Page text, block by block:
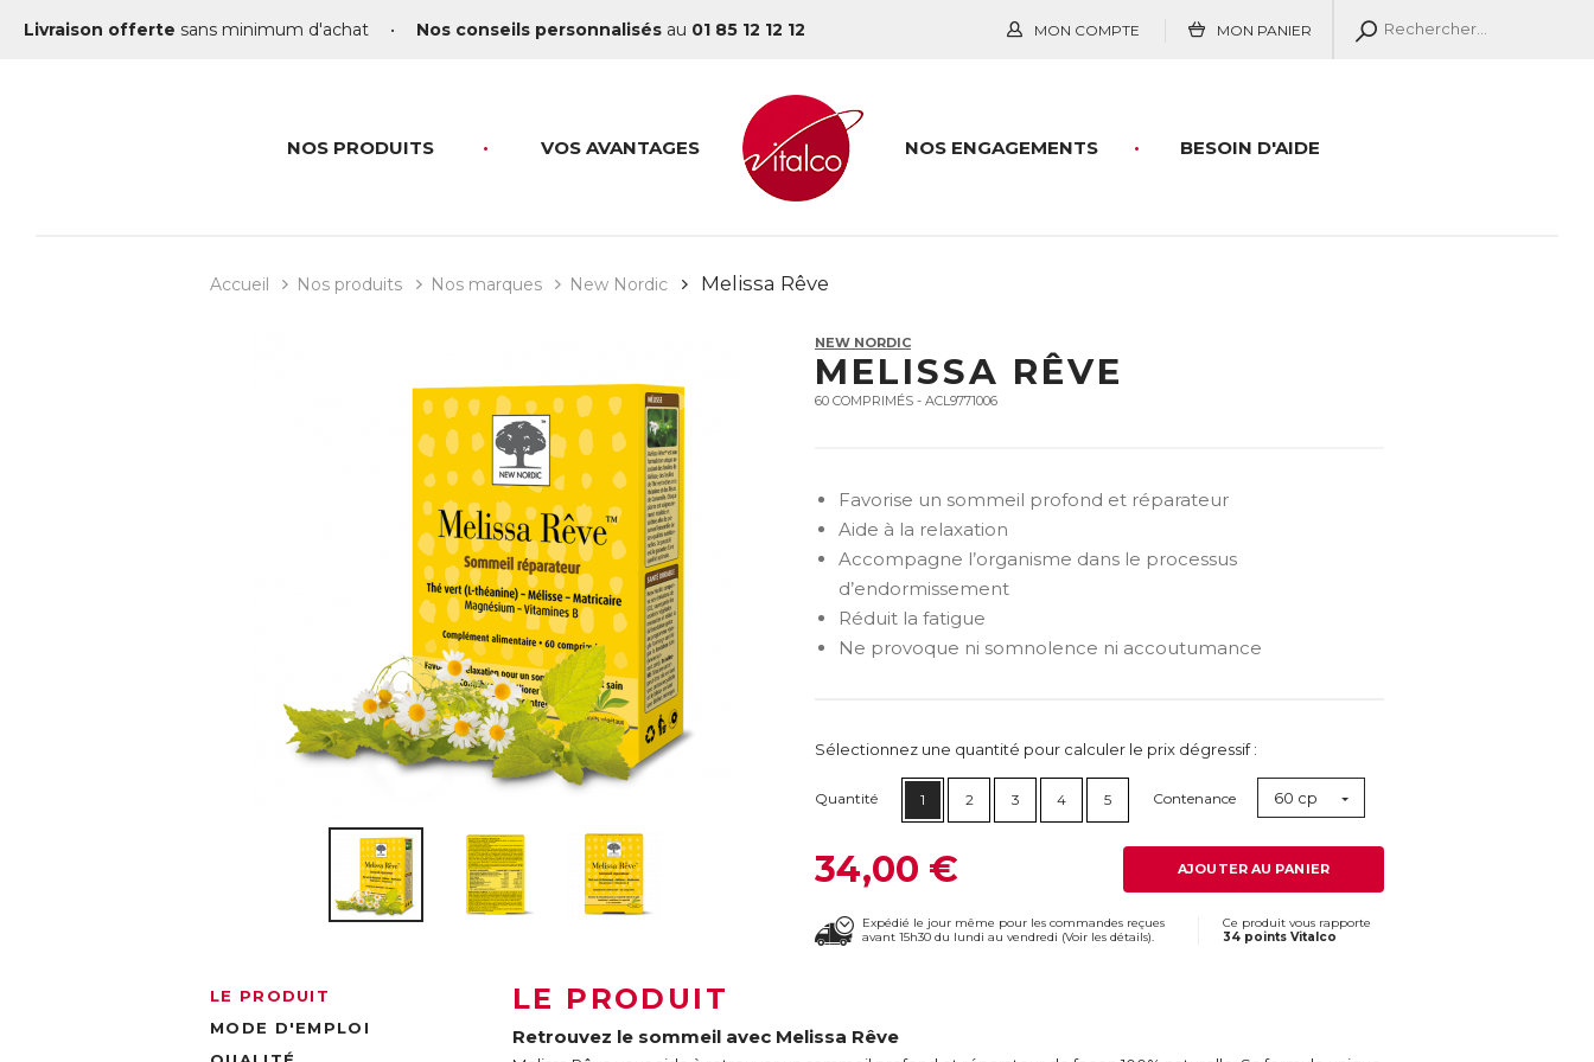
Livraison offerte sans minimum d'achat • Nos conseils personnalisés au 01 85 12 12 12 MON COMPTE MON PANIER
NOS PRODUITS VOS AVANTAGES BESOIN D'AIDE
NOS ENGAGEMENTS
Accueil Nos produits Nos marques New Nordic Melissa Rêve
NEW NORDIC
MELISSA RÊVE
60 COMPRIMÉS - ACL9771006
Favorise un sommeil profond et réparateur
Aide à la relaxation
Accompagne l’organisme dans le processus
d’endormissement
Réduit la fatigue
Ne provoque ni somnolence ni accoutumance
Sélectionnez une quantité pour calculer le prix dégressif :
Quantité 1 2 3 4 5 Contenance 60 cp
34,00 € AJOUTER AU PANIER
Expédié le jour même pour les commandes reçues
avant 15h30 du lundi au vendredi (Voir les détails).
Ce produit vous rapporte
34 points Vitalco
LE PRODUIT
MODE D'EMPLOI
LE PRODUIT
Retrouvez le sommeil avec Melissa Rêve